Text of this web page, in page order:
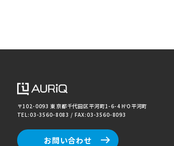
〒102-0093 東京都千代田区平河町1-6-4H1O平河町
TEL:03-3560-8083 / FAX:03-3560-8093
お問い合わせ